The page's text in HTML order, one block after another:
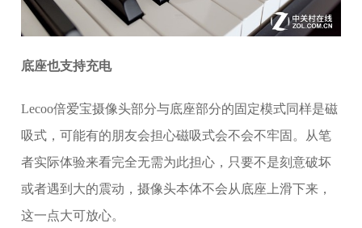
底座也支持充电
Lecoo倍爱宝摄像头部分与底座部分的固定模式同样是磁
吸式，可能有的朋友会担心磁吸式会不会不牢固。从笔
者实际体验来看完全无需为此担心，只要不是刻意破坏
或者遇到大的震动，摄像头本体不会从底座上滑下来，
这一点大可放心。